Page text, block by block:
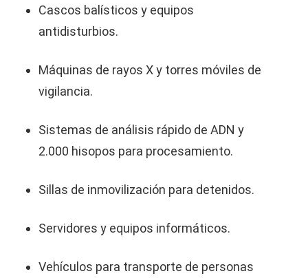
Cascos balísticos y equipos
antidisturbios.
Máquinas de rayos X y torres móviles de
vigilancia.
Sistemas de análisis rápido de ADN y
2.000 hisopos para procesamiento.
Sillas de inmovilización para detenidos.
Servidores y equipos informáticos.
Vehículos para transporte de personas